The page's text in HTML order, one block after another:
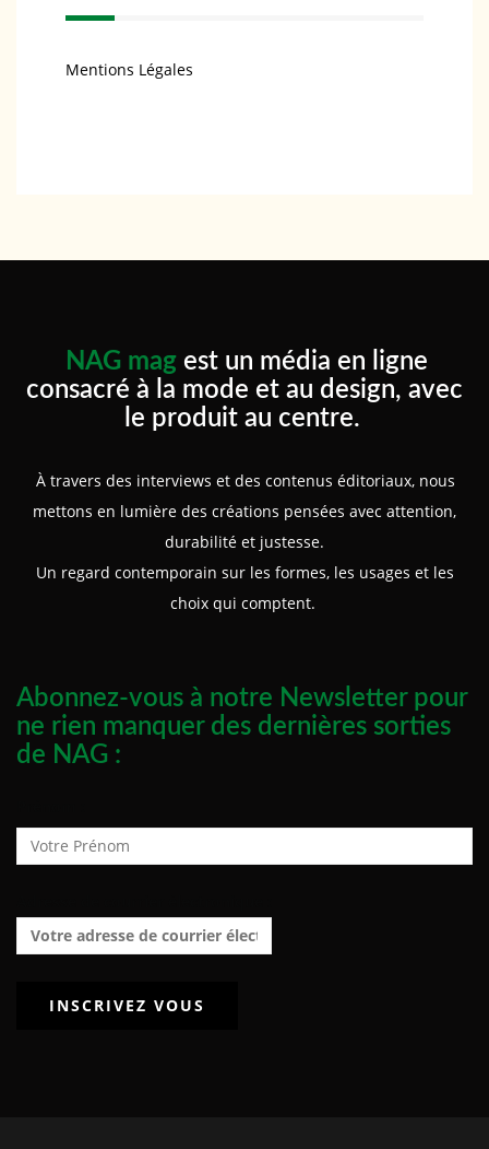
Mentions Légales
NAG mag est un média en ligne
consacré à la mode et au design, avec
le produit au centre.
À travers des interviews et des contenus éditoriaux, nous
mettons en lumière des créations pensées avec attention,
durabilité et justesse.
Un regard contemporain sur les formes, les usages et les
choix qui comptent.
Abonnez-vous à notre Newsletter pour
ne rien manquer des dernières sorties
de NAG :